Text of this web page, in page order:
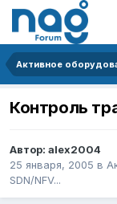
Контроль
Автор: alex2004
25 января, 2005 в
SDN/NFV...